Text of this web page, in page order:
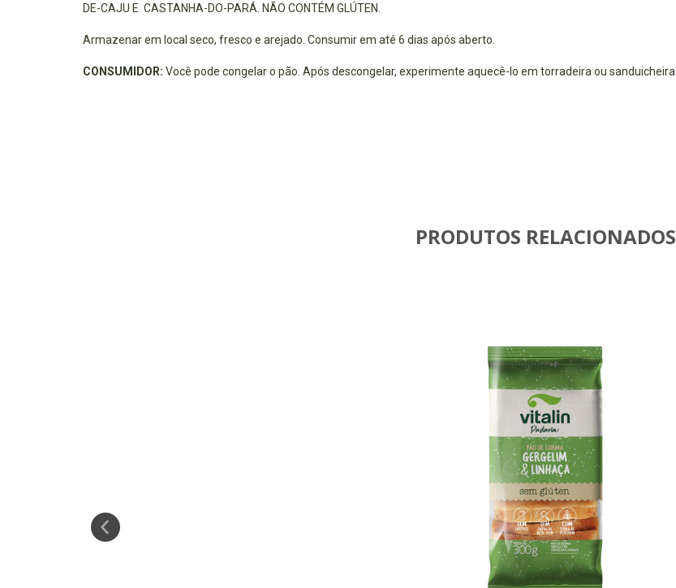
DE-CAJU E CASTANHA-DO-PARÁ. NÃO CONTÉM GLÚTEN.
Armazenar em local seco, fresco e arejado. Consumir em até 6 dias após aberto.
CONSUMIDOR: Você pode congelar o pão. Após descongelar, experimente aquecê-lo em torradeira ou sanduicheira.
PRODUTOS RELACIONADOS